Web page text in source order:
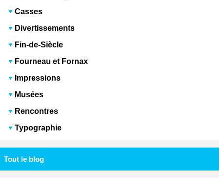
Casses
Divertissements
Fin-de-Siècle
Fourneau et Fornax
Impressions
Musées
Rencontres
Typographie
Tout le blog